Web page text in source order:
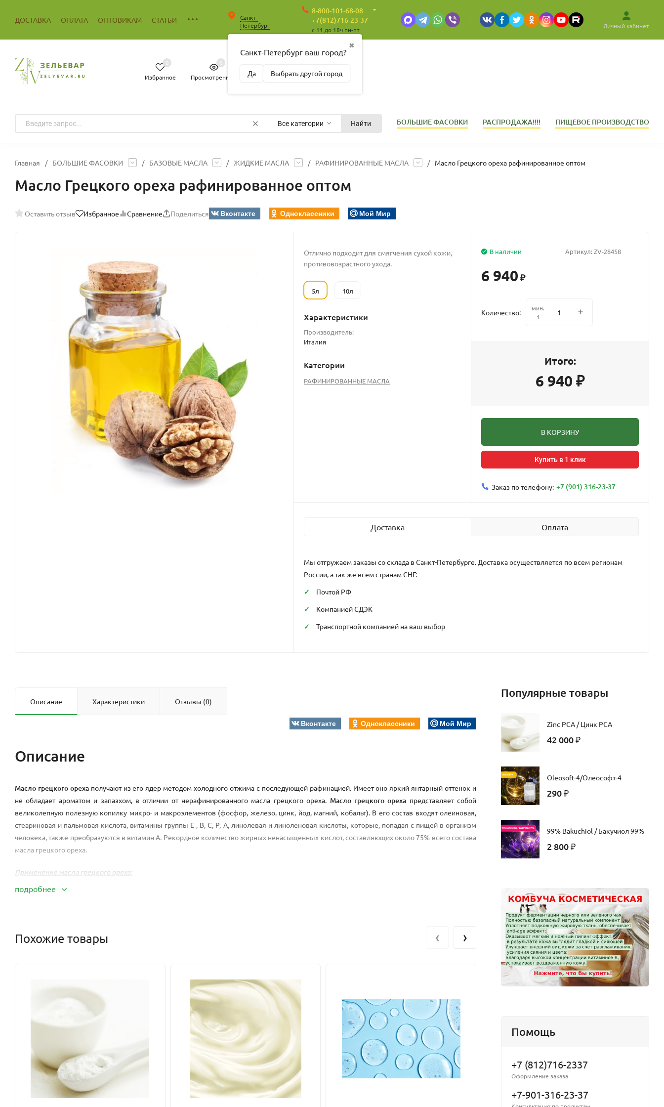
ДОСТАВКА ОПЛАТА ОПТОВИКАМ СТАТЬИ
Санкт-
Петербург
✖
Санкт-Петербург ваш город?
Да Выбрать другой город
8-800-101-68-08
+7(812)716-23-37
c 11 до 18ч пн-пт
Личный кабинет
Избранное
0
Просмотренные
0
Пусто
Все категории Найти БОЛЬШИЕ ФАСОВКИ РАСПРОДАЖА!!!! ПИЩЕВОЕ ПРОИЗВОДСТВО
Главная / БОЛЬШИЕ ФАСОВКИ / БАЗОВЫЕ МАСЛА / ЖИДКИЕ МАСЛА / РАФИНИРОВАННЫЕ МАСЛА / Масло Грецкого ореха рафинированное оптом
Масло Грецкого ореха рафинированное оптом
Оставить отзыв Избранное Сравнение Поделиться Вконтакте Одноклассники Мой Мир
Отлично подходит для смягчения сухой кожи,
противовозрастного ухода.
5л 10л
Характеристики
Производитель:
Италия
Категории
РАФИНИРОВАННЫЕ МАСЛА
Артикул:ZV-28458
В наличии
6 940 ₽
Количество:
мин.
1
Итого:
6 940 ₽
В КОРЗИНУ
Купить в 1 клик
Заказ по телефону: +7 (901) 316-23-37
Доставка Оплата
Мы отгружаем заказы со склада в Санкт-Петербурге. Доставка осуществляется по всем регионам
России, а так же всем странам СНГ:
Почтой РФ
Компанией СДЭК
Транспортной компанией на ваш выбор
Описание Характеристики Отзывы (0)
Вконтакте Одноклассники Мой Мир
Описание
Масло грецкого орехаполучают из его ядер методом холодного отжима с последующей рафинацией. Имеет оно яркий янтарный оттенок и
не обладает ароматом и запазхом, в отличии от нерафинированного масла грецкого ореха. Масло грецкого ореха представляет собой
великолепную полезную копилку микро- и макроэлементов (фосфор, железо, цинк, йод, магний, кобальт). В его состав входят олеиновая,
стеариновая и пальмовая кислота, витамины группы Е , В, С, Р, А, линолевая и линоленовая кислоты, которые, попадая с пищей в организм
человека, также преобразуются в витамин А. Рекордное количество жирных ненасыщенных кислот, составляющих около 75% всего состава
масла грецкого ореха.
Применение масла грецкого ореха:
Благодаря своему великолепному составу масло грецкого ореха используется в многочисленных сферах человеческой жизнедеятельности.
Масло грецкого ореха
с успехом применяется при повышенной кислотности желудка и гиперфункции щитовидки. Обладая
противовоспалительным свойством, масло пользуется широкой популярностью при лечении кожных заболеваний. Оно эффективно борется
с экземой, псориазом, варикозным расширением вен. Препятствует всасыванию холестерина в кровь наличие в масле фосфолипидов и
ситостерина. Его также советуют применять в послеоперационный период.
Растительный фермент, входящий в состав масла грецкого ореха
способствует усиленному кровообращению в области половых органов,
тем самым стимулируя сперматогенез у мужчин.
Для правильного и здорового развития плода полезно принимать масло грецкого ореха и беременным женщинам. Тем более что оно еще
подробнее
Похожие товары ‹ ›
Популярные товары
Zinc PCA / Цинк PCA
42 000 ₽
Oleosoft-4/Олеософт-4
290 ₽
99% Bakuchiol / Бакучиол 99%
2 800 ₽
Помощь
+7 (812)716-2337
Оформление заказа
+7-901-316-23-37